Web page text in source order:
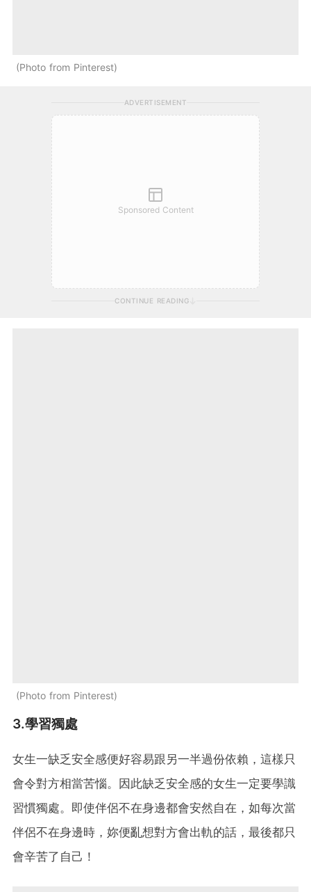
Photo from Pinterest
ADVERTISEMENT
Sponsored Content
CONTINUE READING
Photo from Pinterest
3.學習獨處
女生一缺乏安全感便好容易跟另一半過份依賴，這樣只
會令對方相當苦惱。因此缺乏安全感的女生一定要學識
習慣獨處。即使伴侶不在身邊都會安然自在，如每次當
伴侶不在身邊時，妳便亂想對方會出軌的話，最後都只
會辛苦了自己！